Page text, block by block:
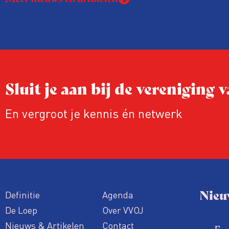
Sluit je aan bij de vereniging
En vergroot je kennis én netwerk
Definitie
De Loep
Nieuws & Artikelen
Agenda
Over VVOJ
Contact